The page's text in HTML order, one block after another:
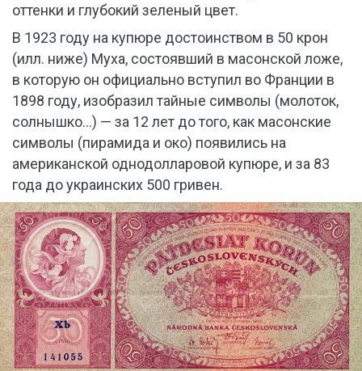
оттенки и глубокий зеленый цвет.
В 1923 году на купюре достоинством в 50 крон
(илл. ниже) Муха, состоявший в масонской ложе,
в которую он официально вступил во Франции в
1898 году, изобразил тайные символы (молоток,
солнышко…) — за 12 лет до того, как масонские
символы (пирамида и око) появились на
американской однодолларовой купюре, и за 83
года до украинских 500 гривен.